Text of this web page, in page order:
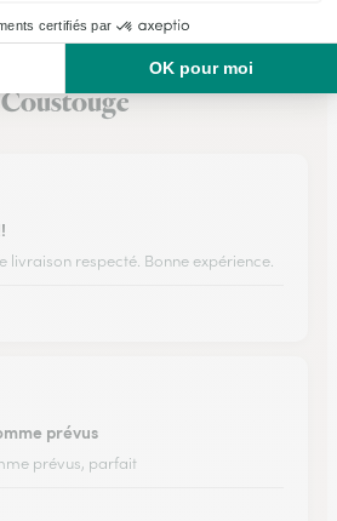
des fleurs ou une plante à
Coustouge
livraison respecté. Bonne expérience.
prévus
prévus, parfait